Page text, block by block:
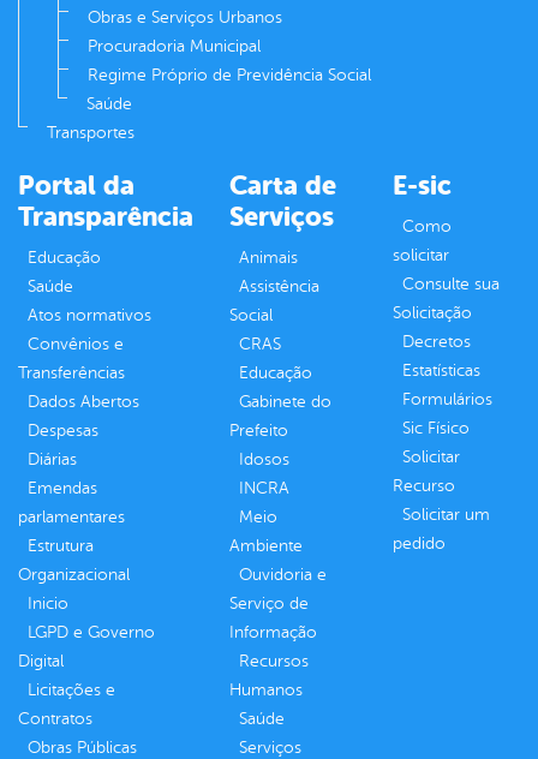
Obras e Serviços Urbanos
Procuradoria Municipal
Regime Próprio de Previdência Social
Saúde
Transportes
Portal da
Transparência
Educação
Saúde
Atos normativos
Convênios e
Transferências
Dados Abertos
Despesas
Diárias
Emendas
parlamentares
Estrutura
Organizacional
Inicio
LGPD e Governo
Digital
Licitações e
Contratos
Obras Públicas
Carta de
Serviços
Animais
Assistência
Social
CRAS
Educação
Gabinete do
Prefeito
Idosos
INCRA
Meio
Ambiente
Ouvidoria e
Serviço de
Informação
Recursos
Humanos
Saúde
Serviços
E-sic
Como
solicitar
Consulte sua
Solicitação
Decretos
Estatísticas
Formulários
Sic Físico
Solicitar
Recurso
Solicitar um
pedido